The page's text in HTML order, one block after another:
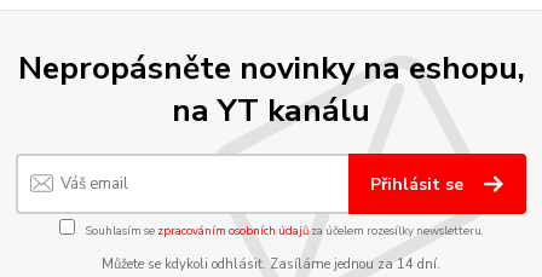
Nepropásněte novinky na eshopu,
na YT kanálu
Přihlásit se
Souhlasím se zpracováním osobních údajůza účelem rozesílky newsletteru.
Můžete se kdykoli odhlásit. Zasíláme jednou za 14 dní.